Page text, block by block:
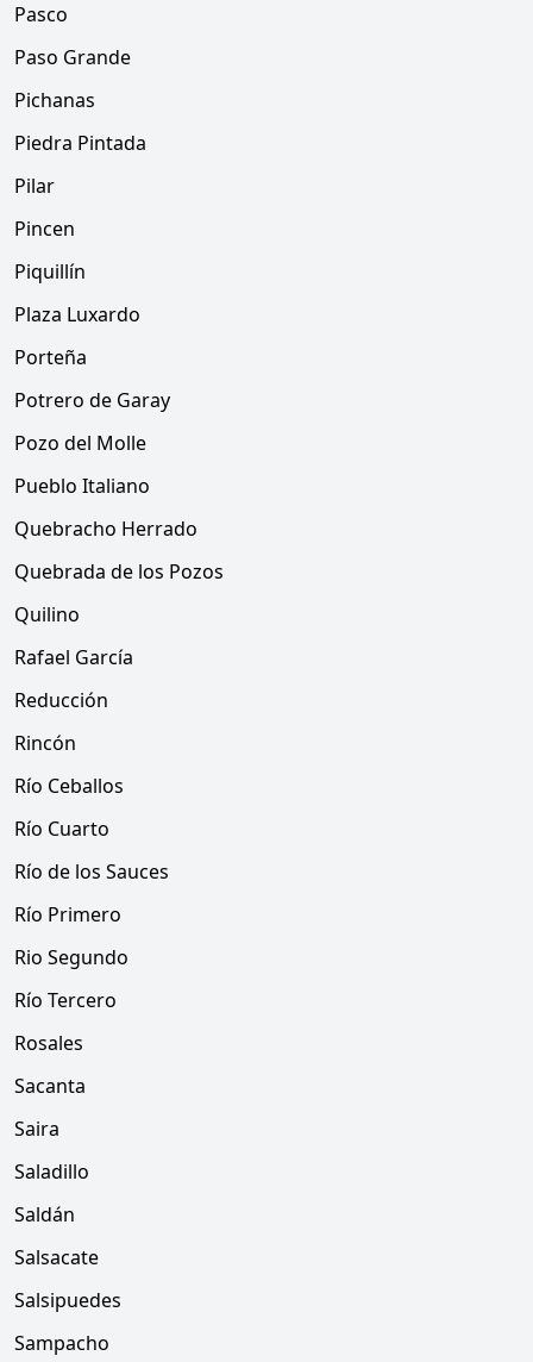
Pasco
Paso Grande
Pichanas
Piedra Pintada
Pilar
Pincen
Piquillín
Plaza Luxardo
Porteña
Potrero de Garay
Pozo del Molle
Pueblo Italiano
Quebracho Herrado
Quebrada de los Pozos
Quilino
Rafael García
Reducción
Rincón
Río Ceballos
Río Cuarto
Río de los Sauces
Río Primero
Rio Segundo
Río Tercero
Rosales
Sacanta
Saira
Saladillo
Saldán
Salsacate
Salsipuedes
Sampacho